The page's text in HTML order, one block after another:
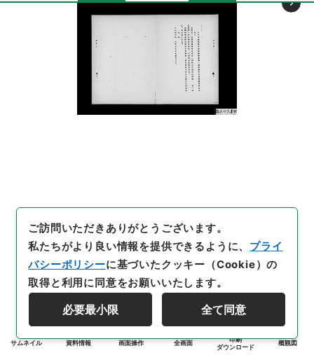
サムネイル 資料情報 画面操作 全画面
印刷
ダウンロード
概観図
ご訪問いただきありがとうございます。
私たちがより良い情報を提供できるように、 プライ
バシーポリシーに基づいたクッキー（Cookie）の
取得と利用に同意をお願いいたします。
必要最小限 全て同意